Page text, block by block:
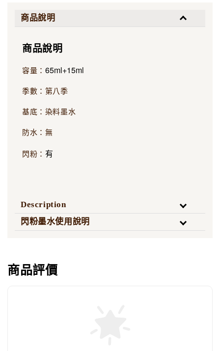
商品說明
商品說明
容量： 65ml+15ml
季數：第八季
基底：染料墨水
防水：無
閃粉： 有
Description
閃粉墨水使用說明
商品評價